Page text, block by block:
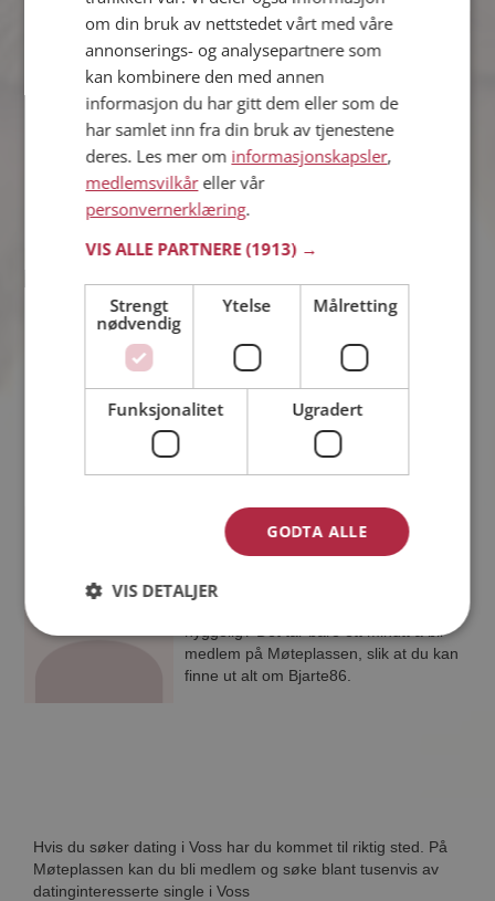
Nikola
42 år fra Voss i Vestland
Søker kvinne 31 - 45 år
Virker ikke denne single personen
hyggelig? Det tar bare ett minutt å bli
medlem på Møteplassen, slik at du kan
finne ut alt om Nikola.
Om ett minutt kan du være medlem på
Møteplassen, og se om Kjell Ivar er
drømmende eller praktisk! Det er
lettere å finne kjærligheten på nettet!
Bjarte86
39 år fra Voss i Vestland
hyggelig? Det tar bare ett minutt å bli
medlem på Møteplassen, slik at du kan
finne ut alt om Bjarte86.
Hvis du søker dating i Voss har du kommet til riktig sted. På
Møteplassen kan du bli medlem og søke blant tusenvis av
datinginteresserte single i Voss
om din bruk av nettstedet vårt med våre
annonserings- og analysepartnere som
kan kombinere den med annen
informasjon du har gitt dem eller som de
har samlet inn fra din bruk av tjenestene
deres. Les mer om informasjonskapsler,
medlemsvilkåreller vår
personvernerklæring.
VIS ALLE PARTNERE(1913) →
Strengt
nødvendig
Ytelse Målretting
Funksjonalitet Ugradert
GODTA ALLE
VIS DETALJER